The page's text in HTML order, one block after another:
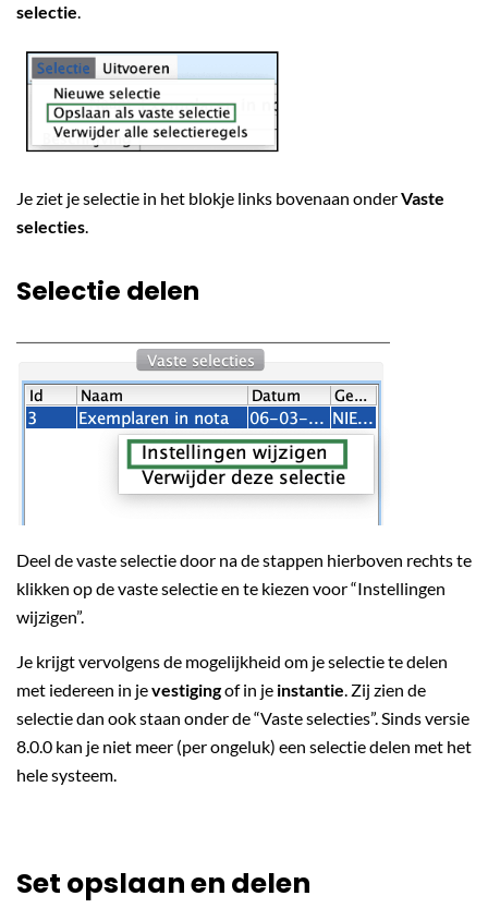
selectie.
Je ziet je selectie in het blokje links bovenaan onderVaste
selecties
Selectie delen
Deel de vaste selectie door na de stappen hierboven rechts te
klikken op de vaste selectie en te kiezen voor “Instellingen
wijzigen”.
Je krijgt vervolgens de mogelijkheid om je selectie te delen
met iedereen in jevestigingof in je instantie. Zij zien de
selectie dan ook staan onder de “Vaste selecties”. Sinds versie
8.0.0 kan je niet meer (per ongeluk) een selectie delen met het
hele systeem.
Set opslaan en delen